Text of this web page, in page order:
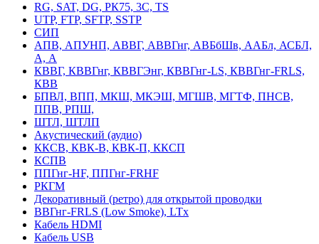
RG, SAT, DG, РК75, 3С, TS
UTP, FTP, SFTP, SSTP
СИП
АПВ, АПУНП, АВВГ, АВВГнг, АВБбШв, ААБл, АСБЛ,
А, А
КВВГ, КВВГнг, КВВГЭнг, КВВГнг-LS, КВВГнг-FRLS,
КВВ
БПВЛ, ВПП, МКШ, МКЭШ, МГШВ, МГТФ, ПНСВ,
ППВ, РПШ,
ШТЛ, ШТЛП
Акустический (аудио)
ККСВ, КВК-В, КВК-П, ККСП
КСПВ
ППГнг-HF, ППГнг-FRHF
РКГМ
Декоративный (ретро) для открытой проводки
ВВГнг-FRLS (Low Smoke), LTx
Кабель HDMI
Кабель USB